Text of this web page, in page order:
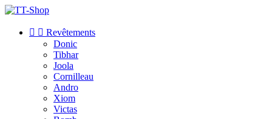
  Revêtements
Donic
Tibhar
Joola
Cornilleau
Andro
Xiom
Victas